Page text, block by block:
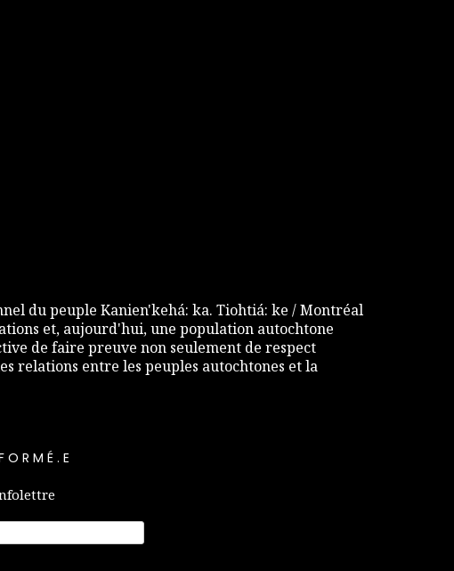
du peuple Kanien'kehá: ka. Tiohtiá: ke / Montréal
et, aujourd'hui, une population autochtone
de faire preuve non seulement de respect
relations entre les peuples autochtones et la